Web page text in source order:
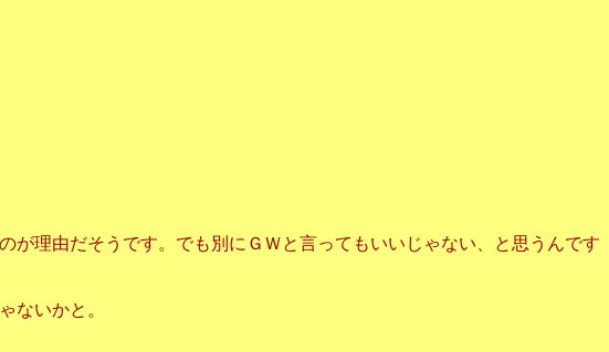
が理由だそうです。でも別にＧＷと言ってもいいじゃない、と思うんです
ないかと。